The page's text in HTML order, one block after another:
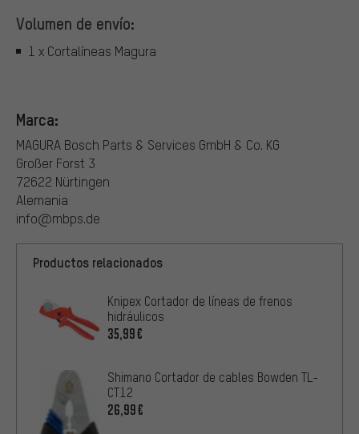
Volumen de envío:
1 x Cortalíneas Magura
Marca:
MAGURA Bosch Parts & Services GmbH & Co. KG
Großer Forst 3
72622 Nürtingen
Alemania
info@mbps.de
Productos relacionados
Knipex Cortador de líneas de frenos
hidráulicos
35,99€
Shimano Cortador de cables Bowden TL-
CT12
26,99€